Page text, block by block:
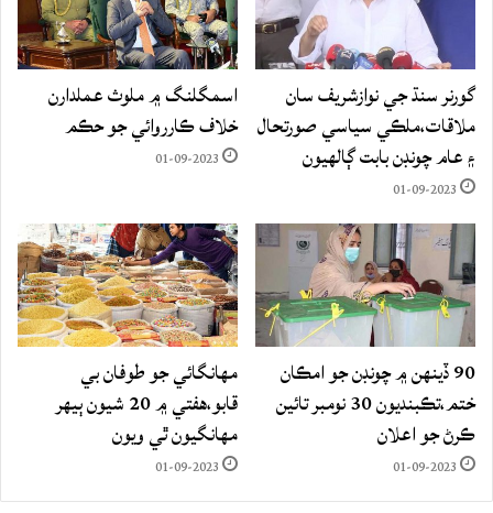
گورنر سنڌ جي نوازشريف سان
ملاقات،ملڪي سياسي صورتحال
۽ عام چونڊن بابت ڳالهيون
01-09-2023
اسمگلنگ ۾ ملوث عملدارن
خلاف ڪارروائي جو حڪم
01-09-2023
90 ڏينهن ۾ چونڊن جو امڪان
ختم،تڪبنديون 30 نومبر تائين
ڪرڻ جو اعلان
01-09-2023
مهانگائي جو طوفان بي
قابو،هفتي ۾ 20 شيون ٻيهر
مهانگيون ٿي ويون
01-09-2023